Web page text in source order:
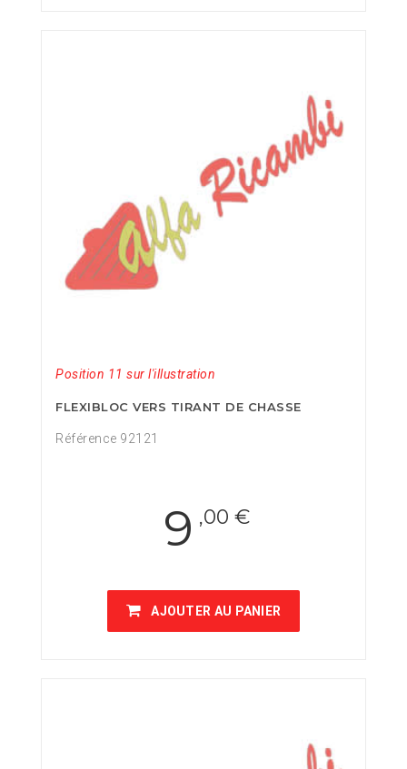
Position 11 sur l'illustration
FLEXIBLOC VERS TIRANT DE CHASSE
Référence 92121
9 ,00 €
AJOUTER AU PANIER